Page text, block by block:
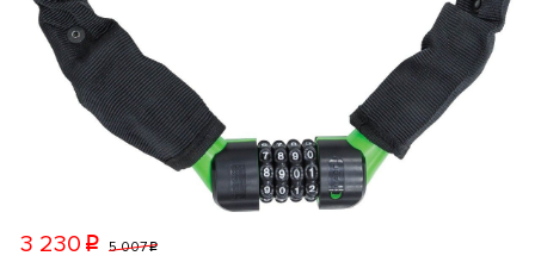
3 230 p 5 007p